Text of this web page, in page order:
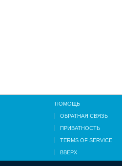
ПОМОЩЬ
ОБРАТНАЯ СВЯЗЬ
ПРИВАТНОСТЬ
TERMS OF SERVICE
ВВЕРХ